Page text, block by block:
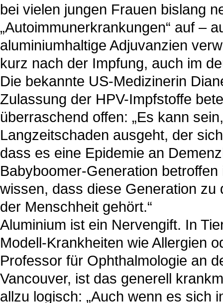
bei vielen jungen Frauen bislang
„Autoimmunerkrankungen“ auf –
aluminiumhaltige Adjuvanzien
kurz nach der Impfung, auch im
Die bekannte US-Medizinerin
Zulassung der HPV-Impfstoffe
überraschend offen: „Es kann
Langzeitschaden ausgeht, der
dass es eine Epidemie an
Babyboomer-Generation
wissen, dass diese Generation
der Menschheit gehört.“
Aluminium ist ein Nervengift. In
Modell-Krankheiten wie Allergien
Professor für Ophthalmologie an
Vancouver, ist das generell
allzu logisch: „Auch wenn es sich